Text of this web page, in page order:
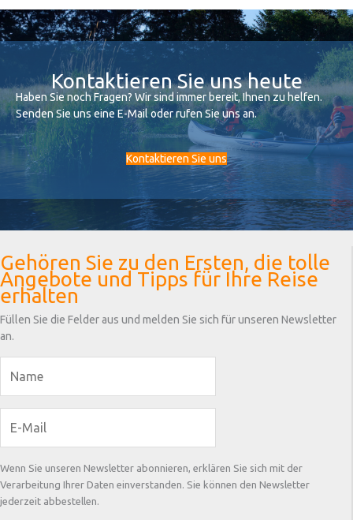
Kontaktieren Sie uns heute
Haben Sie noch Fragen? Wir sind immer bereit, Ihnen zu helfen.
Senden Sie uns eine E-Mail oder rufen Sie uns an.
Kontaktieren Sie uns
Gehören Sie zu den Ersten, die tolle
Angebote und Tipps für Ihre Reise
erhalten
Füllen Sie die Felder aus und melden Sie sich für unseren Newsletter
an.
Wenn Sie unseren Newsletter abonnieren, erklären Sie sich mit der
Verarbeitung Ihrer Daten einverstanden. Sie können den Newsletter
jederzeit abbestellen.